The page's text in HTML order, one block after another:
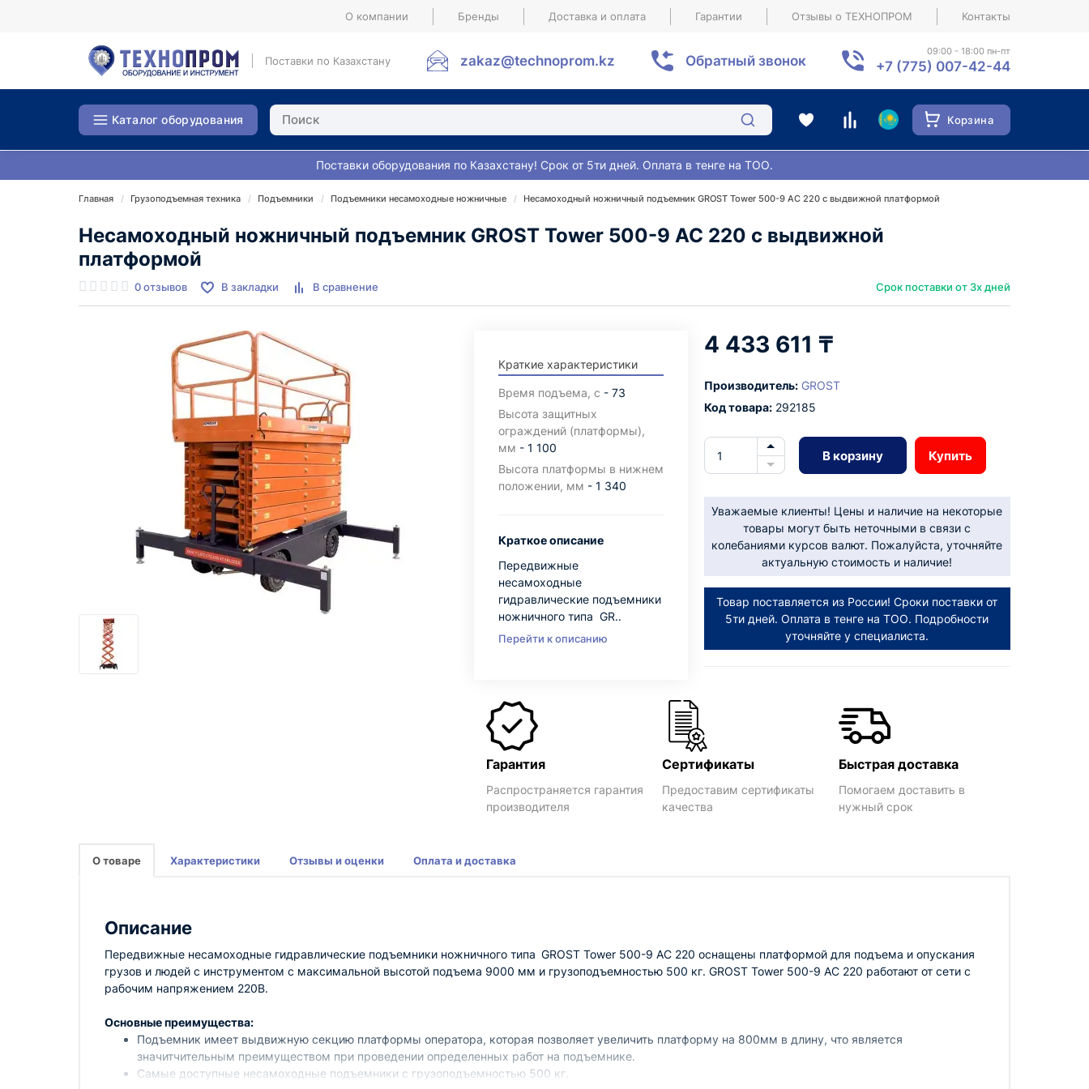
О компании Бренды Доставка и оплата Гарантии Отзывы о ТЕХНОПРОМ Контакты
Поставки по Казахстану zakaz@technoprom.kz Обратный звонок
09:00 - 18:00 пн-пт
+7 (775) 007-42-44
Каталог оборудования Корзина
Поставки оборудования по Казахстану! Срок от 5ти дней. Оплата в тенге на ТОО.
Главная Грузоподъемная техника Подъемники Подъемники несамоходные ножничные Несамоходный ножничный подъемник GROST Tower 500-9 АС 220 с выдвижной платформой
Несамоходный ножничный подъемник GROST Tower 500-9 АС 220 с выдвижной
платформой
0 отзывов В закладки В сравнение Срок поставки от 3х дней
Краткие характеристики
Время подъема, с - 73
Высота защитных
ограждений (платформы),
мм - 1 100
Высота платформы в нижнем
положении, мм - 1 340
Краткое описание
Передвижные
несамоходные
гидравлические подъемники
ножничного типа GR..
Перейти к описанию
4 433 611 ₸
Производитель: GROST
Код товара:292185
В корзину Купить
Уважаемые клиенты! Цены и наличие на некоторые
товары могут быть неточными в связи с
колебаниями курсов валют. Пожалуйста, уточняйте
актуальную стоимость и наличие!
Товар поставляется из России! Сроки поставки от
5ти дней. Оплата в тенге на ТОО. Подробности
уточняйте у специалиста.
Гарантия
Распространяется гарантия
производителя
Сертификаты
Предоставим сертификаты
качества
Быстрая доставка
Помогаем доставить в
нужный срок
О товаре Характеристики Отзывы и оценки Оплата и доставка
Описание
Передвижные несамоходные гидравлические подъемники ножничного типа GROST Tower 500-9 AC 220 оснащены платформой для подъема и опускания
грузов и людей с инструментом с максимальной высотой подъема 9000 мм и грузоподъемностью 500 кг. GROST Tower 500-9 AC 220 работают от сети с
рабочим напряжением 220В.
Основные преимущества:
Подъемник имеет выдвижную секцию платформы оператора, которая позволяет увеличить платформу на 800мм в длину, что является
значитчительным преимуществом при проведении определенных работ на подъемнике.
Самые доступные несамоходные подъемники с грузоподъемностью 500 кг.